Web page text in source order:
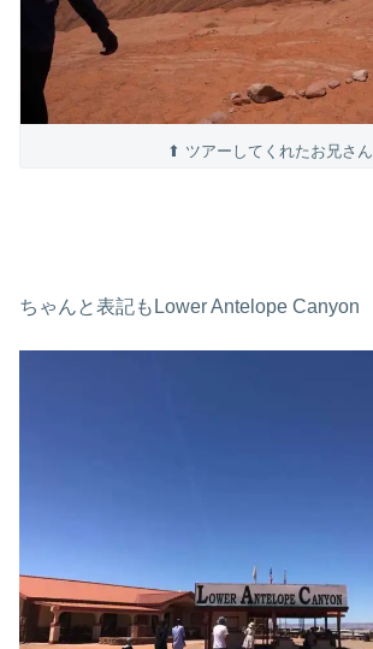
⬆ ツアーしてくれたお兄さん
ちゃんと表記もLower Antelope Canyon